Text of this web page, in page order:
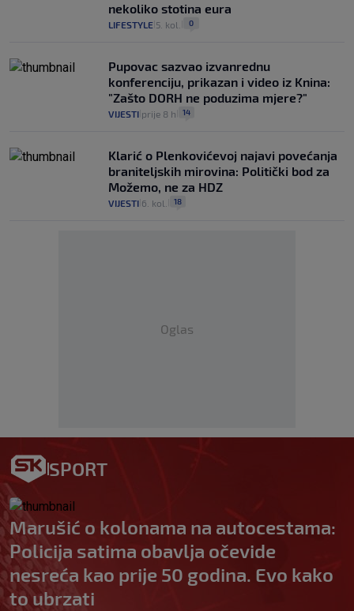
nekoliko stotina eura
LIFESTYLE 5. kol. 0
Pupovac sazvao izvanrednu
konferenciju, prikazan i video iz Knina:
"Zašto DORH ne poduzima mjere?"
VIJESTI prije 8 h 14
Klarić o Plenkovićevoj najavi povećanja
braniteljskih mirovina: Politički bod za
Možemo, ne za HDZ
VIJESTI 6. kol. 18
Oglas
SPORT
Marušić o kolonama na autocestama:
Policija satima obavlja očevide
nesreća kao prije 50 godina. Evo kako
to ubrzati